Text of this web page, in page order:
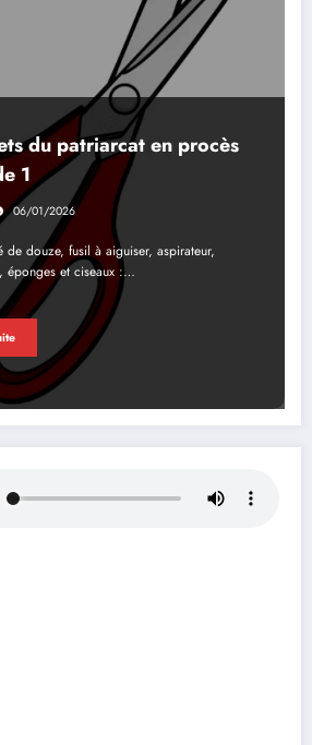
du patriarcat en procès
1
06/01/2026
de douze, fusil à aiguiser, aspirateur,
éponges et ciseaux :…